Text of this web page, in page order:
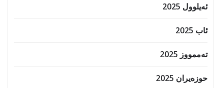
ئەیلوول 2025
ئاب 2025
تەممووز 2025
حوزه‌یران 2025